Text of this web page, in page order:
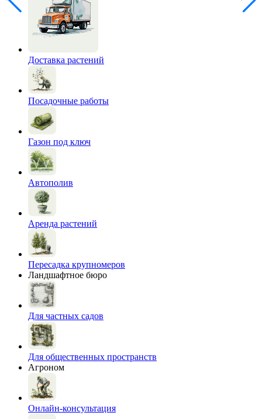
Доставка растений
Посадочные работы
Газон под ключ
Автополив
Аренда растений
Пересадка крупномеров
Ландшафтное бюро
Для частных садов
Для общественных пространств
Агроном
Онлайн-консультация